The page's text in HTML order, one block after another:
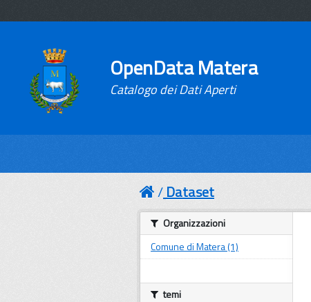
OpenData Matera
Catalogo dei Dati Aperti
Dataset
Organizzazioni
Comune di Matera (1)
temi